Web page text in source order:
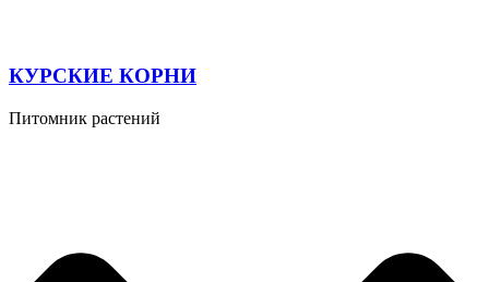
КУРСКИЕ КОРНИ
Питомник растений